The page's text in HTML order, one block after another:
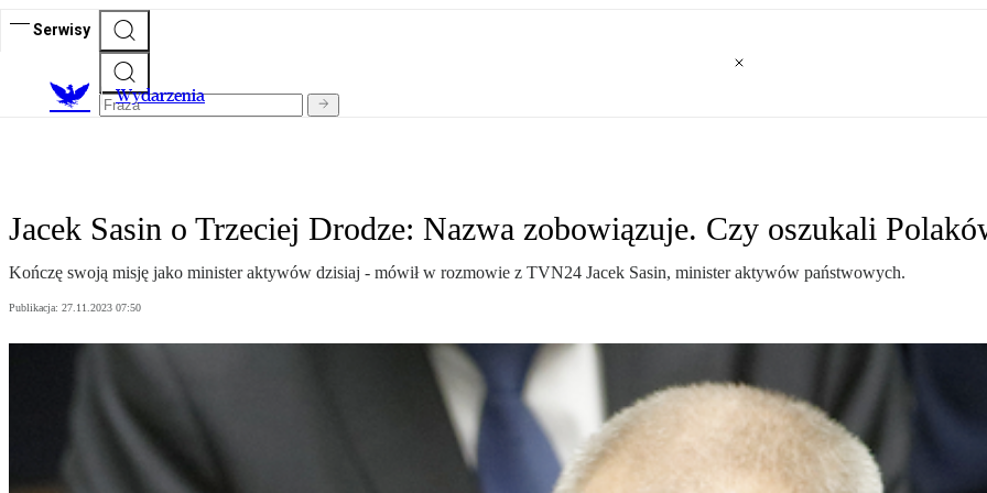
Serwisy
Wydarzenia
Jacek Sasin o Trzeciej Drodze: Nazwa zobowiązuje. Czy oszukali
Kończę swoją misję jako minister aktywów dzisiaj - mówił w rozmowie z TVN24 Jacek Sasin, minister aktywów państwowych.
Publikacja: 27.11.2023 07:50